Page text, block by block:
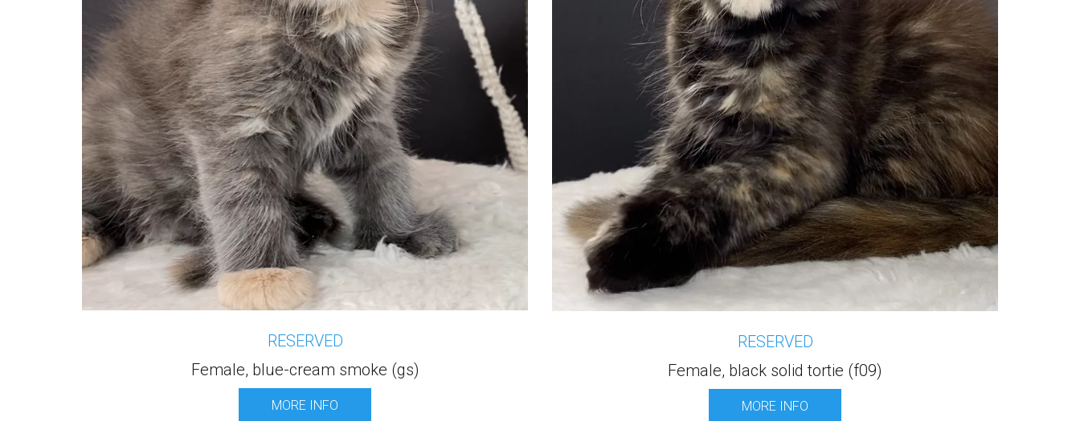
RESERVED
Female, blue-cream smoke (gs)
MORE INFO
RESERVED
Female, black solid tortie (f09)
MORE INFO